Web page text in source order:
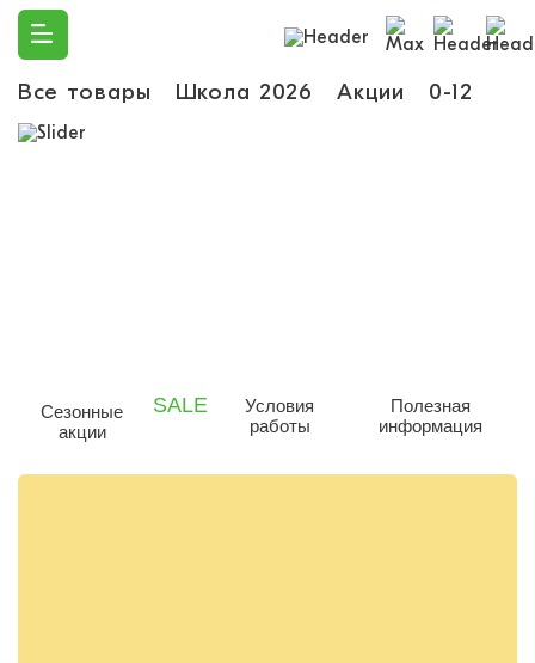
Все товары Школа 2026 Акции 0-12
Сезонные
акции
SALE
Условия
работы
Полезная
информация